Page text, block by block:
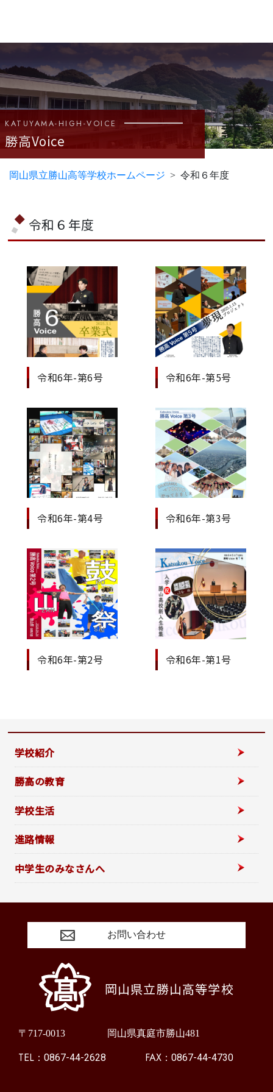
岡山県立勝山高等学校ホームページ 令和６年度
KATUYAMA-HIGH-VOICE
勝高Voice
令和６年度
令和6年-第6号 令和6年-第5号
令和6年-第4号 令和6年-第3号
令和6年-第2号 令和6年-第1号
学校紹介
勝高の教育
学校生活
進路情報
中学生のみなさんへ
岡山県立勝山高等学校
〒717-0013 岡山県真庭市勝山481
TEL： 0867-44-2628 FAX：0867-44-4730
お問い合わせ